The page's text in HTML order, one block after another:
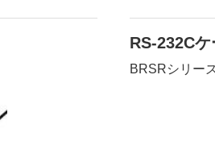
RS-232C
BRSRシリー